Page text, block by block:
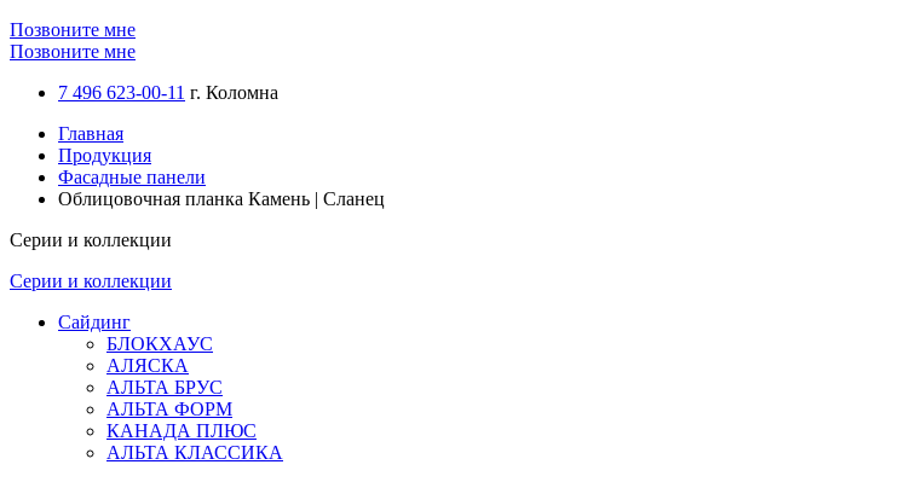
Позвоните мне
Позвоните мне
7 496 623-00-11 г. Коломна
Главная
Продукция
Фасадные панели
Облицовочная планка Камень | Сланец
Серии и коллекции
Серии и коллекции
Сайдинг
БЛОКХАУС
АЛЯСКА
АЛЬТА БРУС
АЛЬТА ФОРМ
КАНАДА ПЛЮС
АЛЬТА КЛАССИКА